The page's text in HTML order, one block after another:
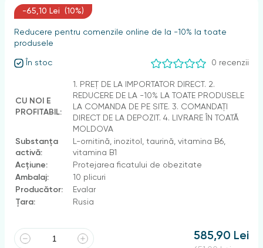
-65,10 Lei (10%)
Reducere pentru comenzile online de la -10% la toate
produsele
În stoc 0 recenzii
CU NOI E
PROFITABIL:
1. PREȚ DE LA IMPORTATOR DIRECT. 2.
REDUCERE DE LA -10% LA TOATE PRODUSELE
LA COMANDA DE PE SITE. 3. COMANDAȚI
DIRECT DE LA DEPOZIT. 4. LIVRARE ÎN TOATĂ
MOLDOVA
Substanța
activă:
L-ornitină, inozitol, taurină, vitamina B6,
vitamina B1
Acțiune:
Protejarea ficatului de obezitate
Ambalaj:
10 plicuri
Producător:
Evalar
Țara:
Rusia
585,90 Lei